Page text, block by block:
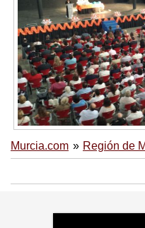
Murcia.com Región de